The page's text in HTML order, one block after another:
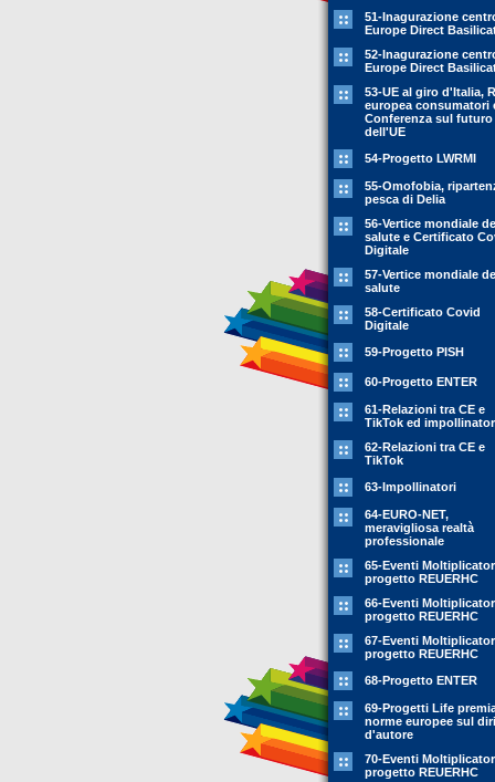
51-Inagurazione
Europe Direct
52-Inagurazione
Europe Direct
53-UE al giro d'Italia,
europea consumatori
Conferenza sul futuro
dell'UE
54-Progetto LWRMI
55-Omofobia,
pesca di Delia
56-Vertice mondiale
salute e Certificato
Digitale
57-Vertice mondiale
salute
58-Certificato Covid
Digitale
59-Progetto PISH
60-Progetto ENTER
61-Relazioni tra CE e
TikTok ed
62-Relazioni tra CE e
TikTok
63-Impollinatori
64-EURO-NET,
meravigliosa realtà
professionale
65-Eventi
progetto REUERHC
66-Eventi
progetto REUERHC
67-Eventi
progetto REUERHC
68-Progetto ENTER
69-Progetti Life
norme europee sul
d'autore
70-Eventi
progetto REUERHC